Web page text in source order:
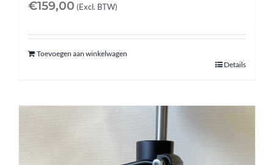
€159,00 (Excl. BTW)
Toevoegen aan winkelwagen
Details